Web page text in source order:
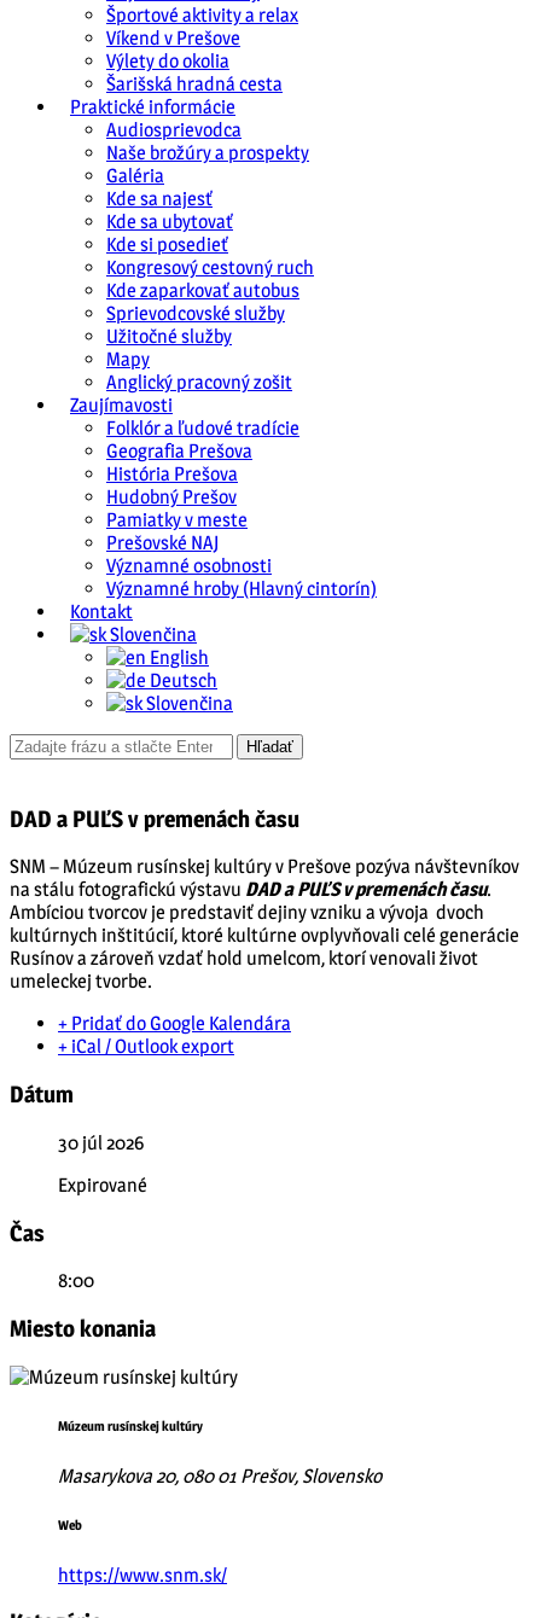
Športové aktivity a relax
Víkend v Prešove
Výlety do okolia
Šarišská hradná cesta
Praktické informácie
Audiosprievodca
Naše brožúry a prospekty
Galéria
Kde sa najesť
Kde sa ubytovať
Kde si posedieť
Kongresový cestovný ruch
Kde zaparkovať autobus
Sprievodcovské služby
Užitočné služby
Mapy
Anglický pracovný zošit
Zaujímavosti
Folklór a ľudové tradície
Geografia Prešova
História Prešova
Hudobný Prešov
Pamiatky v meste
Prešovské NAJ
Významné osobnosti
Významné hroby (Hlavný cintorín)
Kontakt
Slovenčina
English
Deutsch
Slovenčina
DAD a PUĽS v premenách času
SNM – Múzeum rusínskej kultúry v Prešove pozýva návštevníkov
na stálu fotografickú výstavu DAD a PUĽS v premenách času.
Ambíciou tvorcov je predstaviť dejiny vzniku a vývoja dvoch
kultúrnych inštitúcií, ktoré kultúrne ovplyvňovali celé generácie
Rusínov a zároveň vzdať hold umelcom, ktorí venovali život
umeleckej tvorbe.
+ Pridať do Google Kalendára
+ iCal / Outlook export
Dátum
30 júl 2026
Expirované
Čas
8:00
Miesto konania
Múzeum rusínskej kultúry
Masarykova 20, 080 01 Prešov, Slovensko
Web
https://www.snm.sk/